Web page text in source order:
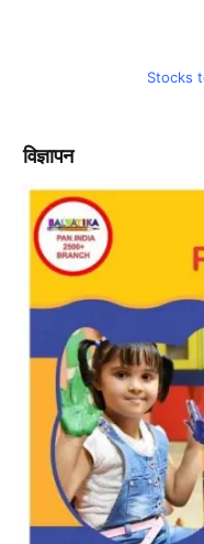
Stocks
विज्ञापन